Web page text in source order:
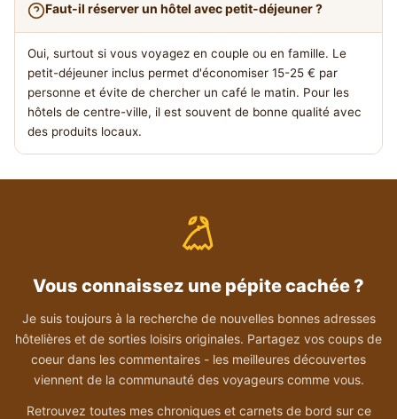
Faut-il réserver un hôtel avec petit-déjeuner ?
Oui, surtout si vous voyagez en couple ou en famille. Le
petit-déjeuner inclus permet d'économiser 15-25 € par
personne et évite de chercher un café le matin. Pour les
hôtels de centre-ville, il est souvent de bonne qualité avec
des produits locaux.
Vous connaissez une pépite cachée ?
Je suis toujours à la recherche de nouvelles bonnes adresses
hôtelières et de sorties loisirs originales. Partagez vos coups de
coeur dans les commentaires - les meilleures découvertes
viennent de la communauté des voyageurs comme vous.
Retrouvez toutes mes chroniques et carnets de bord sur ce